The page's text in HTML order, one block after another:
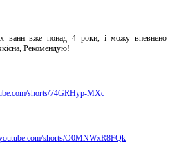
ванн вже понад 4 роки, і можу
Рекомендую!
shorts/74GRHyp-MXc
shorts/O0MNWxR8FQk